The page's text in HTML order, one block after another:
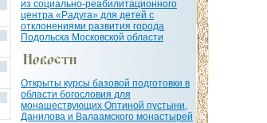
из социально-реабилитационного
центра «Радуга» для детей с
отклонениями развития города
Подольска Московской области
Открыты курсы базовой подготовки в
области богословия для
монашествующих Оптиной пустыни,
Данилова и Валаамского монастырей